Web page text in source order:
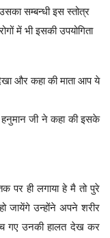
सम्बन्धी इस स्तोत्र
में भी इसकी उपयोगिता
और कहा की माता आप ये
हनुमान जी ने कहा की इसके
पर ही लगाया हे मै तो पुरे
जायेंगे उन्होंने अपने शरीर
गए उनकी हालत देख कर